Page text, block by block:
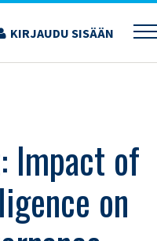
KIRJAUDU SISÄÄN
INTELLIGENCE ON
AND INTERNAL AUDIT 2025
Impact of
on